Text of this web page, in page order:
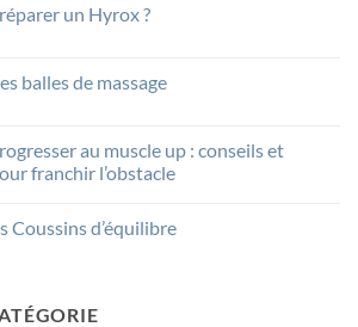
un Hyrox ?
balles de massage
au muscle up : conseils et
franchir l’obstacle
Coussins d’équilibre